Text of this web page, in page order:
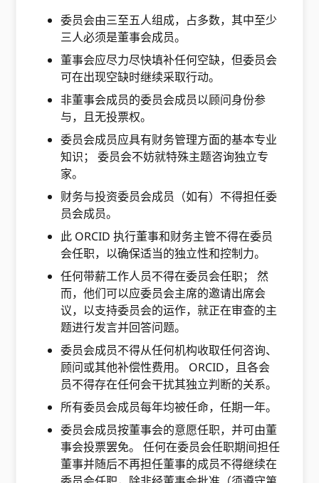
委员会由三至五人组成，占多数，其中至少
三人必须是董事会成员。
董事会应尽力尽快填补任何空缺，但委员会
可在出现空缺时继续采取行动。
非董事会成员的委员会成员以顾问身份参
与，且无投票权。
委员会成员应具有财务管理方面的基本专业
知识； 委员会不妨就特殊主题咨询独立专
家。
财务与投资委员会成员（如有）不得担任委
员会成员。
此 ORCID 执行董事和财务主管不得在委员
会任职，以确保适当的独立性和控制力。
任何带薪工作人员不得在委员会任职； 然
而，他们可以应委员会主席的邀请出席会
议，以支持委员会的运作，就正在审查的主
题进行发言并回答问题。
委员会成员不得从任何机构收取任何咨询、
顾问或其他补偿性费用。 ORCID，且各会
员不得存在任何会干扰其独立判断的关系。
所有委员会成员每年均被任命，任期一年。
委员会成员按董事会的意愿任职，并可由董
事会投票罢免。 任何在委员会任职期间担任
董事并随后不再担任董事的成员不得继续在